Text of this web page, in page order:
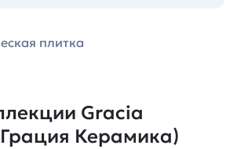
плитка
Gracia
Керамика)